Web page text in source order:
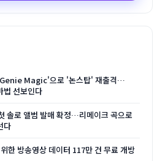
Magic'으로 '논스탑' 재출격…
법 선보인다
솔로 앨범 발매 확정…리메이크 곡으로
다
한 방송영상 데이터 117만 건 무료 개방